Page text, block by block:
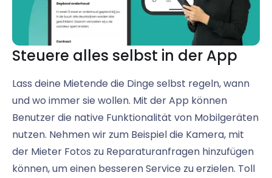
Steuere alles selbst in der App
Lass deine Mietende die Dinge selbst regeln, wann
und wo immer sie wollen. Mit der App können
Benutzer die native Funktionalität von Mobilgeräten
nutzen. Nehmen wir zum Beispiel die Kamera, mit
der Mieter Fotos zu Reparaturanfragen hinzufügen
können, um einen besseren Service zu erzielen. Toll